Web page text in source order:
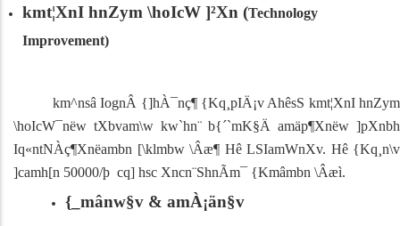
kmt¦XnI hnZym \hoIcW ]²Xn (Technology
Improvement)
km^nsâ IognÂ {]hÀ¯nç¶ {Kq¸pIÄ¡v AhêsS kmt¦XnI hnZym
\hoIcW¯nëw tXbvam\w kw`hn¨ b{´`mK§Ä amäp¶Xnëw ]pXnbh
Iq«ntNÀç¶Xnëambn [\klmbw \Âæ¶ Hê LSIamWnXv. Hê {Kq¸n\v
]camh[n 50000/þ cq] hsc Xncn¨ShnÃm¯ {Kmâmbn \Âæì.
{_mânw§v & amÀ¡än§v